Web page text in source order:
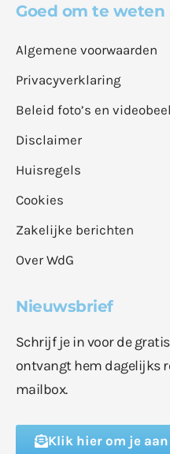
Goed om te weten
Algemene voorwaarden
Privacyverklaring
Beleid foto’s en
Disclaimer
Huisregels
Cookies
Zakelijke berichten
Over WdG
Nieuwsbrief
Schrijf je in voor de
ontvangt hem dagelijks
mailbox.
Klik hier om je